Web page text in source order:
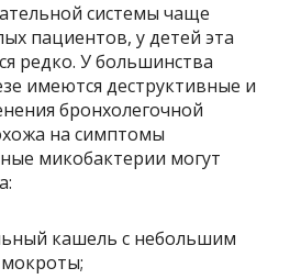
системы чаще
пациентов, у детей эта
редко. У большинства
имеются деструктивные и
бронхолегочной
на симптомы
микобактерии могут
кашель с небольшим